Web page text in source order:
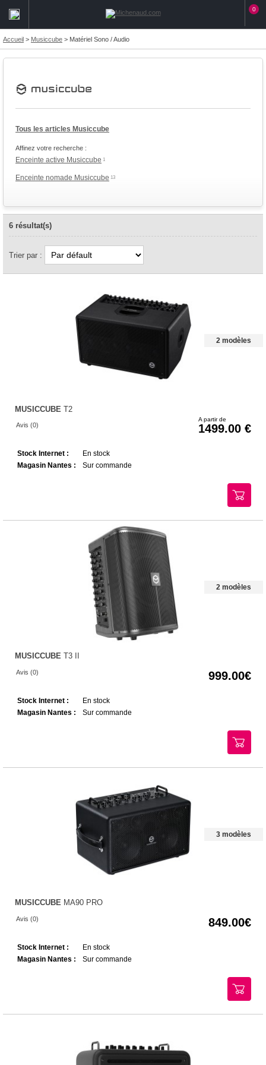
0
Accueil > Musiccube > Matériel Sono / Audio
Tous les articles Musiccube
Affinez votre recherche :
Enceinte active Musiccube 1
Enceinte nomade Musiccube 13
6 résultat(s)
Trier par :
2 modèles
MUSICCUBE T2
Avis (0)
A partir de
1499.00
Stock Internet :
En stock
Magasin Nantes :
Sur commande
2 modèles
MUSICCUBE T3 II
Avis (0) 999.00
Stock Internet :
En stock
Magasin Nantes :
Sur commande
3 modèles
MUSICCUBE MA90 PRO
Avis (0) 849.00
Stock Internet :
En stock
Magasin Nantes :
Sur commande